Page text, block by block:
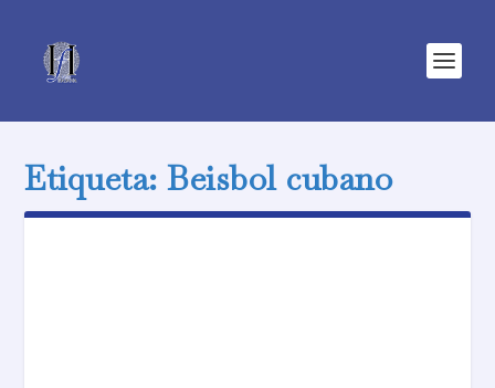
Etiqueta:Beisbol cubano